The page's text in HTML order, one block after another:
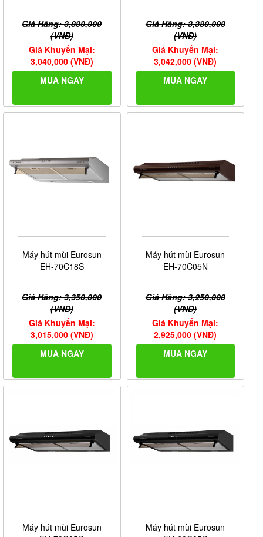
Giá Hãng: 3,800,000
(VNĐ)
Giá Khuyến Mại:
3,040,000 (VNĐ)
MUA NGAY
Giá Hãng: 3,380,000
(VNĐ)
Giá Khuyến Mại:
3,042,000 (VNĐ)
MUA NGAY
Máy hút mùi Eurosun
EH-70C18S
Giá Hãng: 3,350,000
(VNĐ)
Giá Khuyến Mại:
3,015,000 (VNĐ)
MUA NGAY
Máy hút mùi Eurosun
EH-70C05N
Giá Hãng: 3,250,000
(VNĐ)
Giá Khuyến Mại:
2,925,000 (VNĐ)
MUA NGAY
Máy hút mùi Eurosun
Máy hút mùi Eurosun